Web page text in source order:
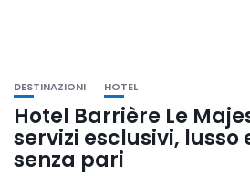
DESTINAZIONI HOTEL
Hotel Barrière Le
servizi esclusivi, lusso
senza pari